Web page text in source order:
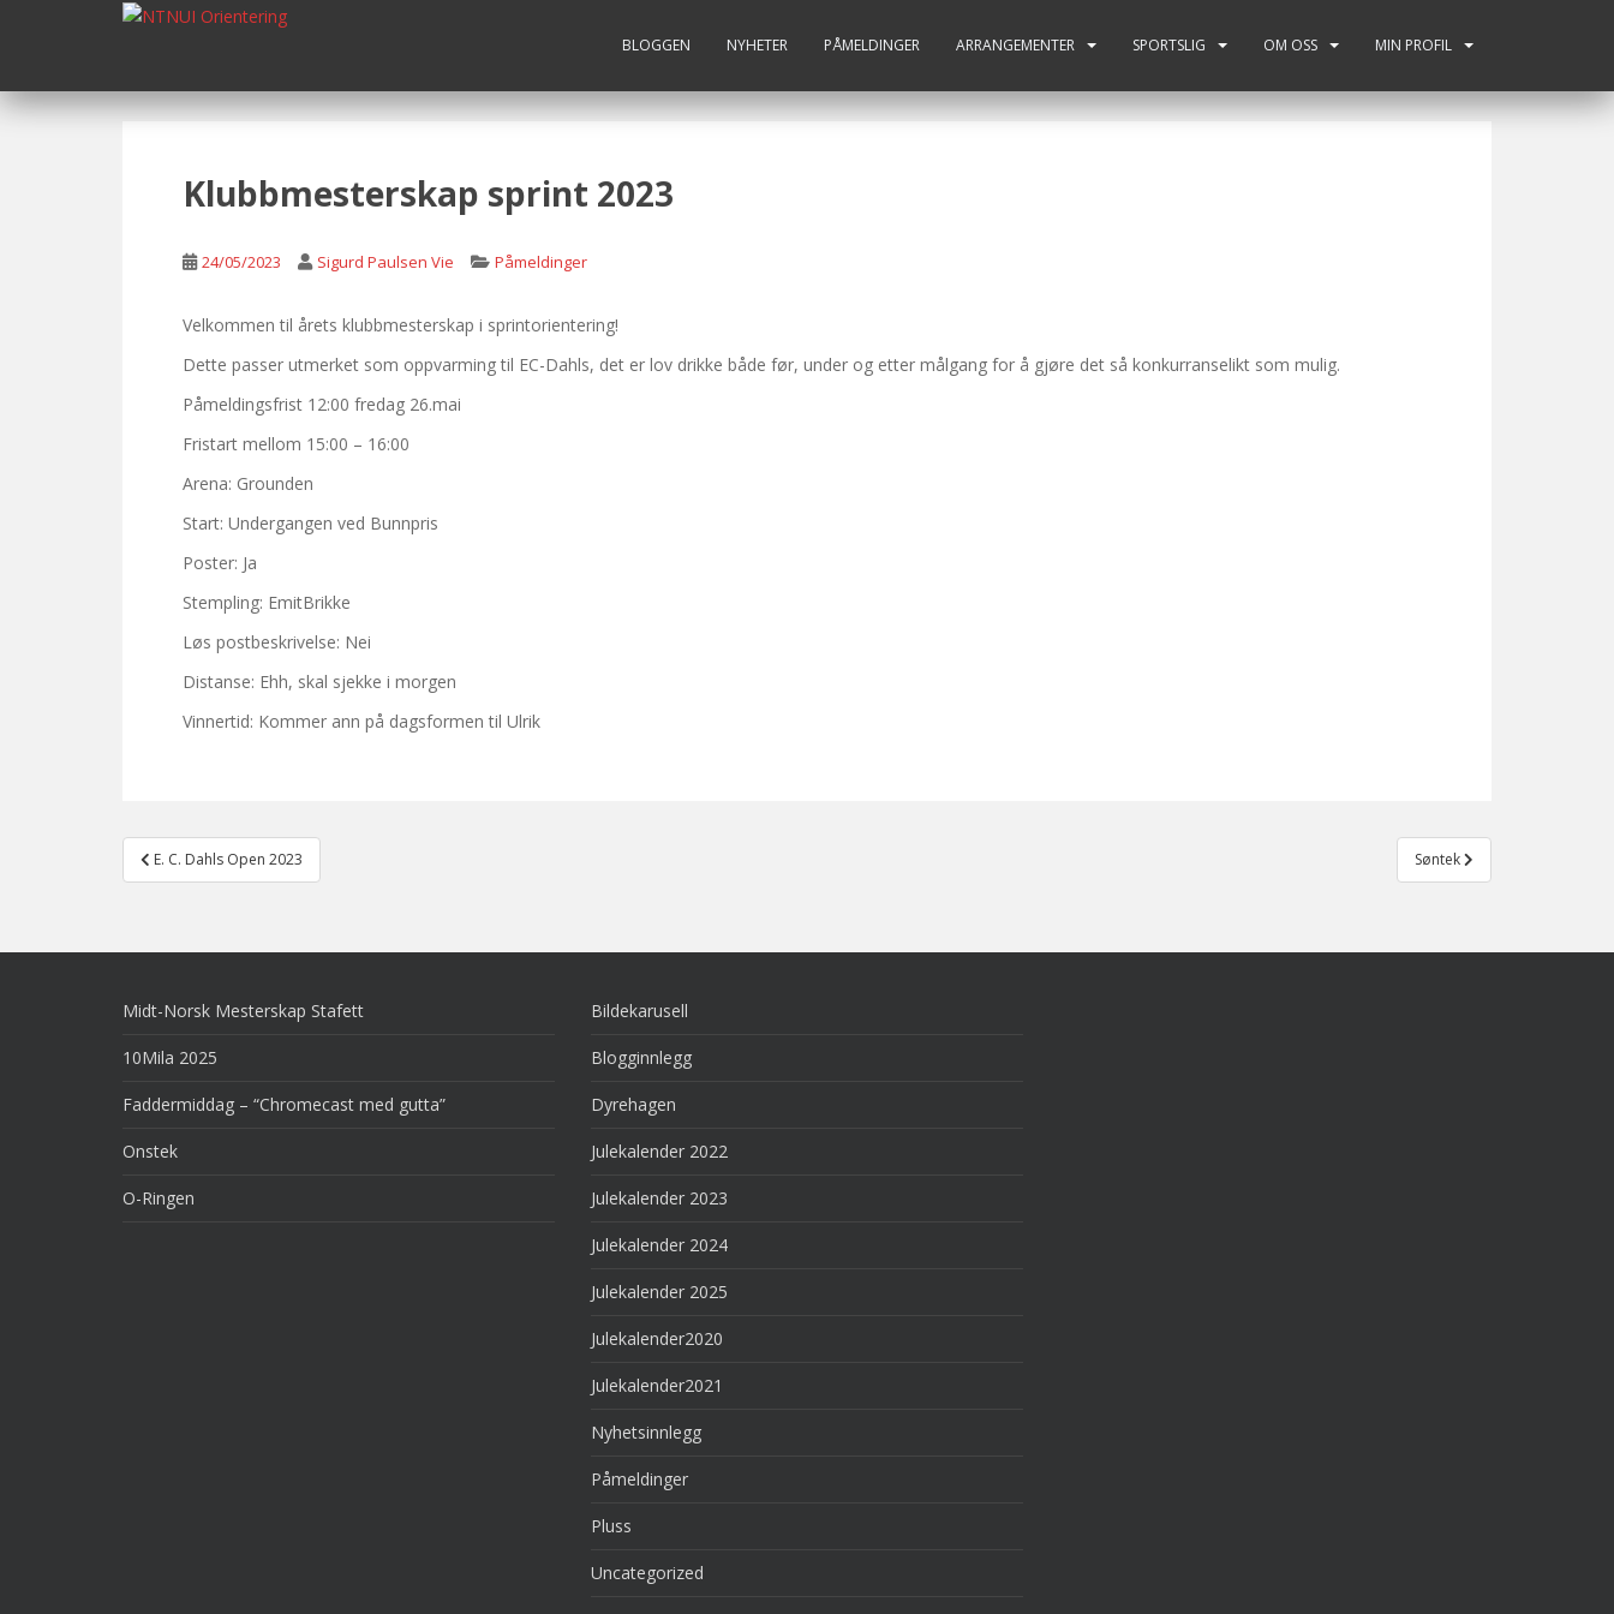
p
BLOGGEN NYHETER PÅMELDINGER ARRANGEMENTER SPORTSLIG OM OSS MIN PROFIL
Klubbmesterskap sprint 2023
24/05/2023 Sigurd Paulsen Vie Påmeldinger
Velkommen til årets klubbmesterskap i sprintorientering!
Dette passer utmerket som oppvarming til EC-Dahls, det er lov drikke både før, under og etter målgang for å gjøre det så konkurranselikt som mulig.
Påmeldingsfrist 12:00 fredag 26.mai
Fristart mellom 15:00 – 16:00
Arena: Grounden
Start: Undergangen ved Bunnpris
Poster: Ja
Stempling: EmitBrikke
Løs postbeskrivelse: Nei
Distanse: Ehh, skal sjekke i morgen
Vinnertid: Kommer ann på dagsformen til Ulrik
Post
navigation
E. C. Dahls Open 2023 Søntek
Midt-Norsk Mesterskap Stafett
10Mila 2025
Faddermiddag – “Chromecast med gutta”
Onstek
O-Ringen
Bildekarusell
Blogginnlegg
Dyrehagen
Julekalender 2022
Julekalender 2023
Julekalender 2024
Julekalender 2025
Julekalender2020
Julekalender2021
Nyhetsinnlegg
Påmeldinger
Pluss
Uncategorized